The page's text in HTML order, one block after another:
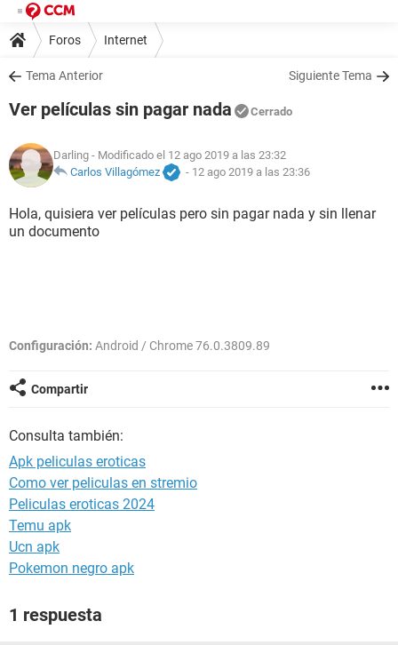
Foros Internet
Tema Anterior Siguiente Tema
Ver películas sin pagar nada Cerrado
Darling - Modificado el 12 ago 2019 a las 23:32
Carlos Villagómez
- 12 ago 2019 a las 23:36
Hola, quisiera ver películas pero sin pagar nada y sin llenar
un documento
Configuración: Android / Chrome 76.0.3809.89
Compartir
Consulta también:
Apk peliculas eroticas
Como ver peliculas en stremio
Peliculas eroticas 2024
Temu apk
Ucn apk
Pokemon negro apk
1 respuesta